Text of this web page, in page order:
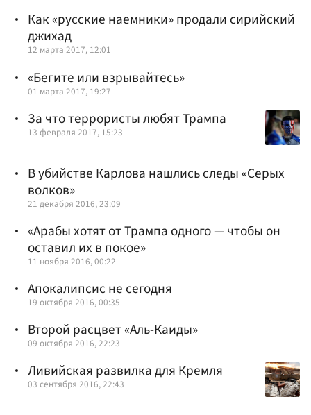
Как «русские наемники» продали сирийский
джихад
12 марта 2017, 12:01
«Бегите или взрывайтесь»
01 марта 2017, 19:27
За что террористы любят Трампа
13 февраля 2017, 15:23
В убийстве Карлова нашлись следы «Серых
волков»
21 декабря 2016, 23:09
«Арабы хотят от Трампа одного — чтобы он
оставил их в покое»
11 ноября 2016, 00:22
Апокалипсис не сегодня
19 октября 2016, 00:35
Второй расцвет «Аль-Каиды»
09 октября 2016, 22:23
Ливийская развилка для Кремля
03 сентября 2016, 22:43